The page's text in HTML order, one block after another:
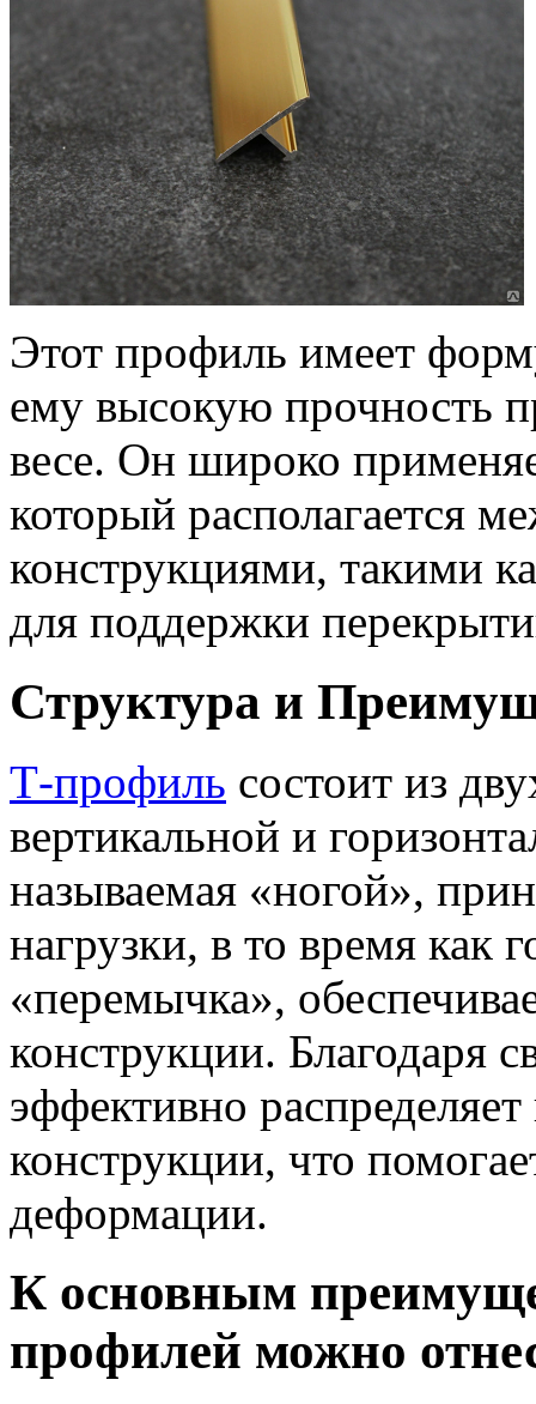
Этот профиль имеет
ему высокую прочность
весе. Он широко
который располагается
конструкциями, такими
для поддержки
Структура и
Т-профиль состоит из
вертикальной и
называемая «ногой»,
нагрузки, в то время как
«перемычка»,
конструкции. Благодаря
эффективно
конструкции, что
деформации.
К основным
профилей можно